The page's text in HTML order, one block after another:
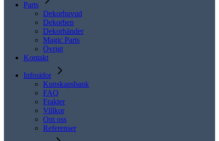
Parts
Dekorhuvud
Dekorben
Dekorhänder
Magic Parts
Övrigt
Kontakt
Infosidor
Kunskapsbank
FAQ
Frakter
Villkor
Om oss
Referenser